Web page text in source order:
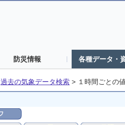
防災情報 各種データ・
過去の気象データ検索 > １時間ごとの